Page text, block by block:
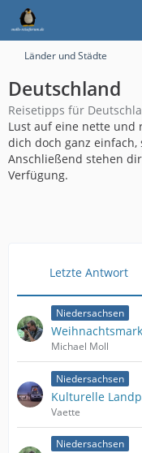
Länder und Städte
Deutschland
Reisetipps für
Lust auf eine nette und
dich doch ganz
Anschließend stehen
Verfügung.
Letzte Antwort
Niedersachsen
Michael Moll
Niedersachsen
Kulturelle
Vaette
Niedersachsen